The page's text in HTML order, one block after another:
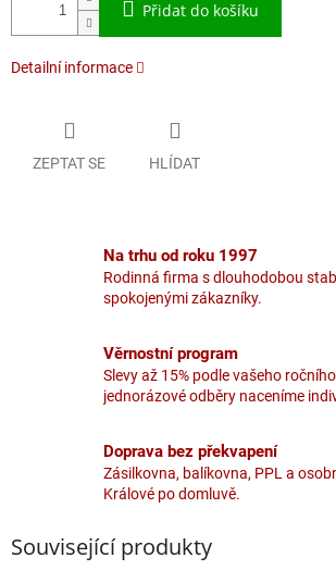
Přidat do košíku
Detailní informace
ZEPTAT SE HLÍDAT
Na trhu od roku 1997
Rodinná firma s dlouhodobou
spokojenými zákazníky.
Věrnostní program
Slevy až 15% podle vašeho
jednorázové odběry naceníme
Doprava bez překvapení
Zásilkovna, balíkovna, PPL a
Králové po domluvě.
Související produkty